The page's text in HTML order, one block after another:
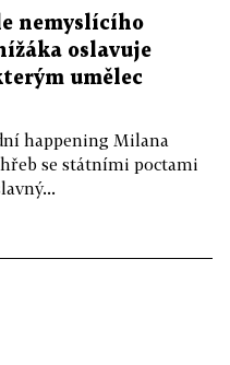
nemyslícího
oslavuje
umělec
happening Milana
se státními poctami